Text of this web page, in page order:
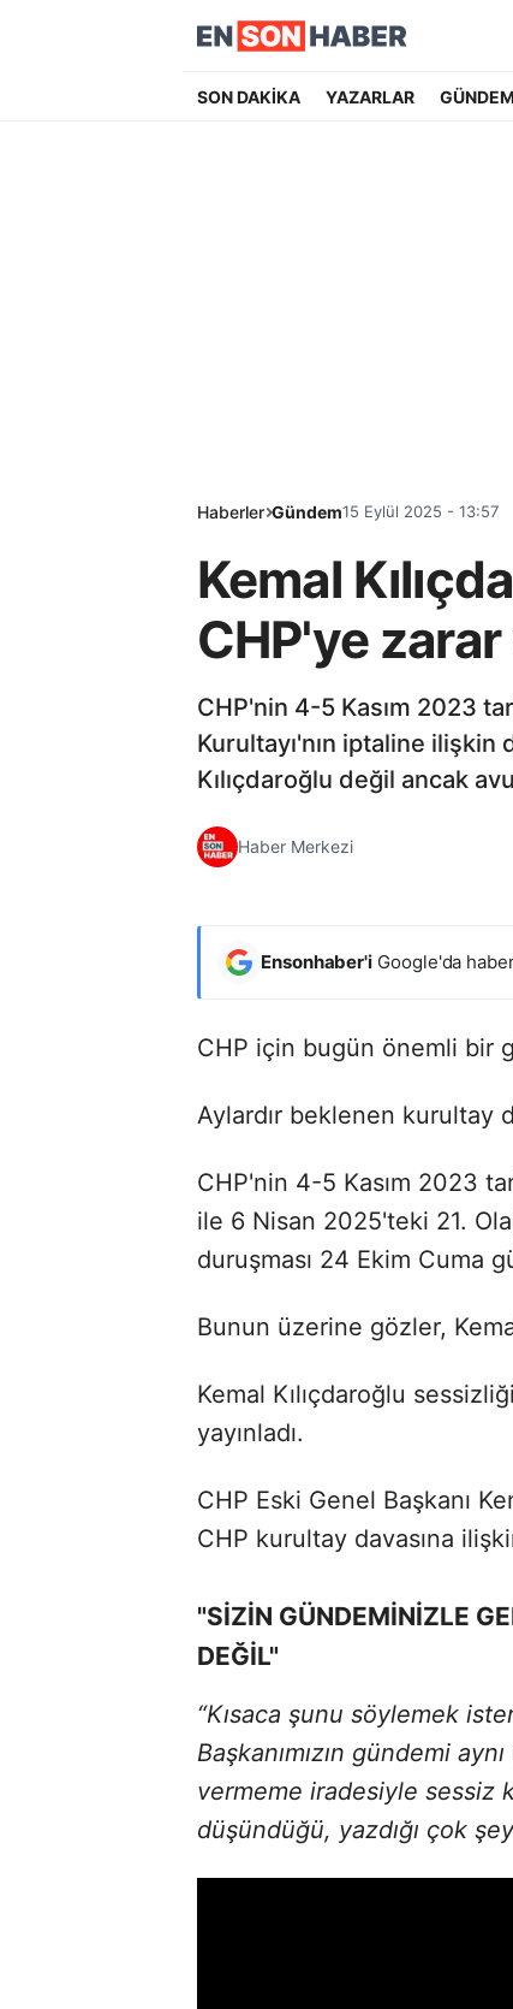
SON DAKİKA YAZARLAR GÜNDEM
Haberler Gündem15 Eylül 2025 - 13:57
Kemal
CHP'ye
CHP'nin 4-5 Kasım 2023
Kurultayı'nın iptaline
Kılıçdaroğlu değil ancak
Haber Merkezi
Ensonhaber'i Google'da
CHP için bugün önemli bir
Aylardır beklenen kurultay
CHP'nin 4-5 Kasım 2023
ile 6 Nisan 2025'teki 21.
duruşması 24 Ekim Cuma
Bunun üzerine gözler,
Kemal Kılıçdaroğlu
yayınladı.
CHP Eski Genel Başkanı
CHP kurultay davasına
"SİZİN GÜNDEMİNİZLE
DEĞİL"
“Kısaca şunu söylemek
Başkanımızın gündemi
vermeme iradesiyle sessiz
düşündüğü, yazdığı çok